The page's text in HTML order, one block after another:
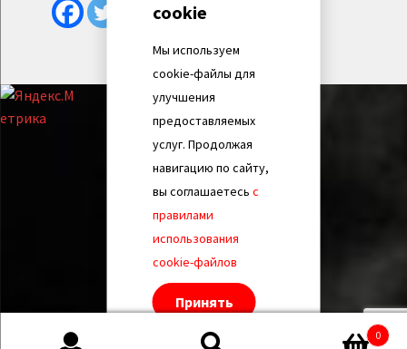
0
cookie
Мы используем
cookie-файлы для
улучшения
предоставляемых
услуг. Продолжая
навигацию по сайту,
вы соглашаетесь с
правилами
использования
cookie-файлов
Принять